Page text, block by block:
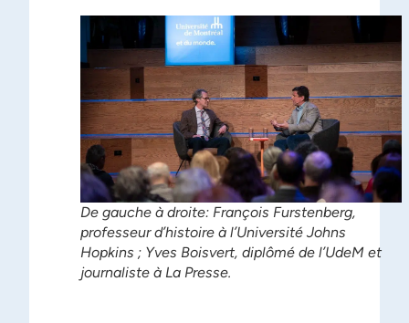
De gauche à droite: François Furstenberg,
professeur d’histoire à l’Université Johns
Hopkins ; Yves Boisvert, diplômé de l’UdeM et
journaliste à La Presse.